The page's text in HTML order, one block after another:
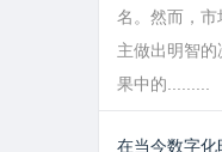
名。然而，
主做出明智
果中的.........
在当今数字